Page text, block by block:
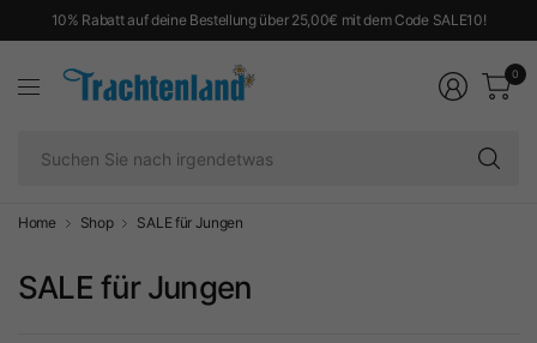
10% Rabatt auf deine Bestellung über 25,00€ mit dem Code SALE10!
0
Home Shop SALE für Jungen
SALE für Jungen